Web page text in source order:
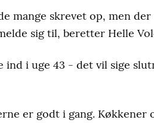
mange skrevet op, men der
sig til, beretter Helle
ind i uge 43 - det vil sige
er godt i gang. Køkkener